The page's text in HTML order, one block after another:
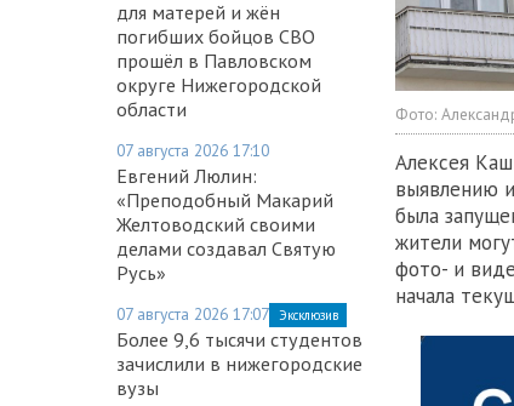
для матерей и жён
погибших бойцов СВО
прошёл в Павловском
округе Нижегородской
области
07 августа 2026 17:10
Евгений Люлин:
«Преподобный Макарий
Желтоводский своими
делами создавал Святую
Русь»
07 августа 2026 17:07 Эксклюзив
Более 9,6 тысячи студентов
зачислили в нижегородские
вузы
Фото:
Алексея
выявлению
была
жители
фото- и
начала